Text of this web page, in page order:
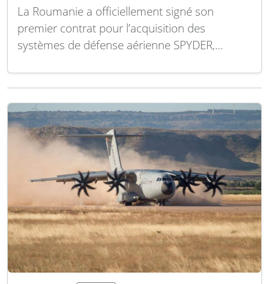
La Roumanie a officiellement signé son
premier contrat pour l’acquisition des
systèmes de défense aérienne SPYDER,
protection aérienne courte et moyenne
efficacement des menaces variées telles que
les avions, les hélicoptères, ainsi que les
missiles de croisière,…Lire la suite